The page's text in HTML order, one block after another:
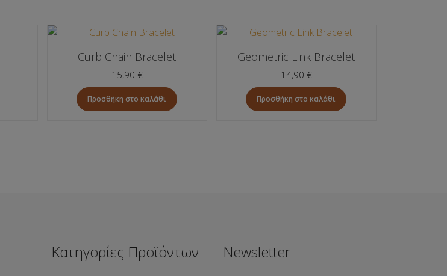
Curb Chain Bracelet
15,90 €
Προσθήκη στο καλάθι
Geometric Link Bracelet
14,90 €
Προσθήκη στο καλάθι
Κατηγορίες Προϊόντων Newsletter